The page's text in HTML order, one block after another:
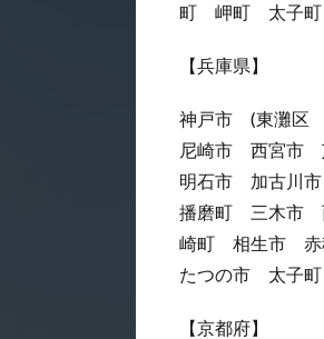
町 岬町 太子
【兵庫県】
神戸市 (東灘
尼崎市 西宮市
明石市 加古川
播磨町 三木市
崎町 相生市 赤
たつの市 太子
【京都府】